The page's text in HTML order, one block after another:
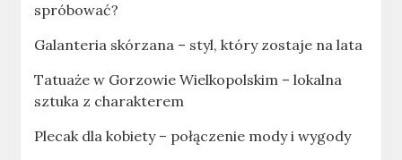
spróbować?
Galanteria skórzana – styl, który zostaje na lata
Tatuaże w Gorzowie Wielkopolskim – lokalna
sztuka z charakterem
Plecak dla kobiety – połączenie mody i wygody